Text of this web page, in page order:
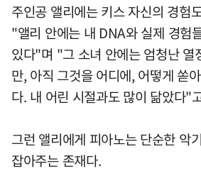
주인공 앨리에는 키스 자신의 경험
"앨리 안에는 내 DNA와 실제 경험
있다"며 "그 소녀 안에는 엄청난 열
만, 아직 그것을 어디에, 어떻게 쏟
다. 내 어린 시절과도 많이 닮았다"
그런 앨리에게 피아노는 단순한 악
잡아주는 존재다.